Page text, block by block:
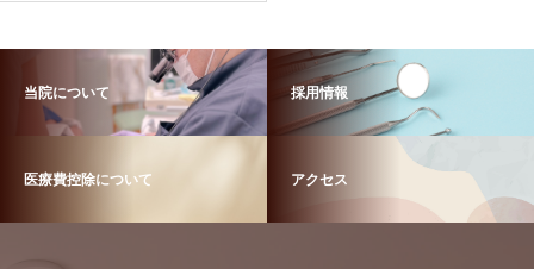
当院について 採用情報
医療費控除について アクセス